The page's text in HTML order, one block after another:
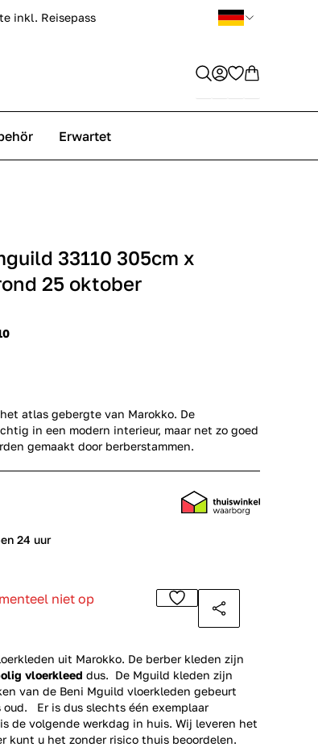
inkl. Reisepass
Erwartet
33110 305cm x
25 oktober
atlas gebergte van Marokko. De
in een modern interieur, maar net zo goed
gemaakt door berberstammen.
24 uur
niet op
uit Marokko. De berber kleden zijn
vloerkleed dus. De Mguild kleden zijn
van de Beni Mguild vloerkleden gebeurt
oud. Er is dus slechts één exemplaar
de volgende werkdag in huis. Wij leveren het
kunt u het zonder risico thuis beoordelen.